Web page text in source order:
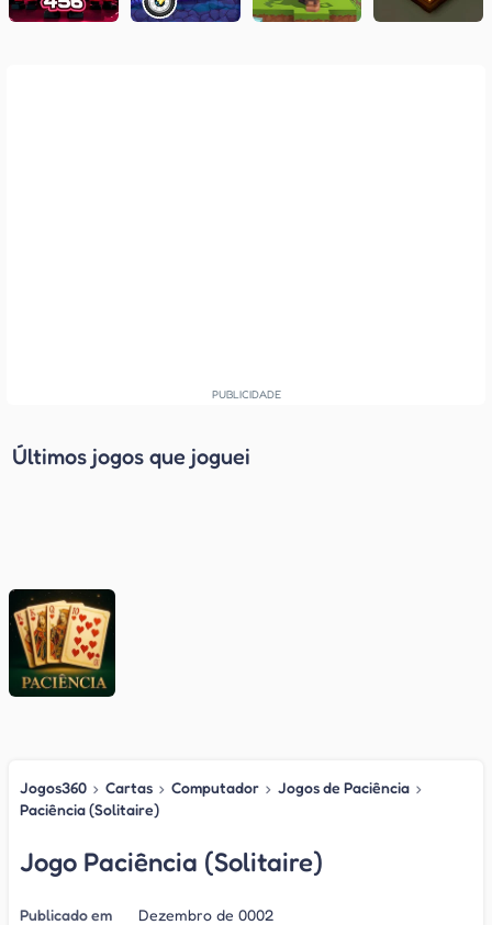
Últimos jogos que joguei
Jogos360 › Cartas › Computador › Jogos de Paciência ›
Paciência (Solitaire)
Jogo Paciência (Solitaire)
Publicado em
Dezembro de 0002